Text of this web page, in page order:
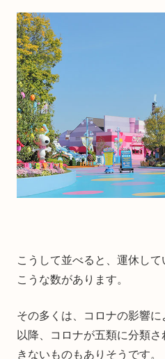
こうして並べると、運休し
こうな数があります。
その多くは、コロナの影響
以降、コロナが五類に分類
きないものもありそうです。